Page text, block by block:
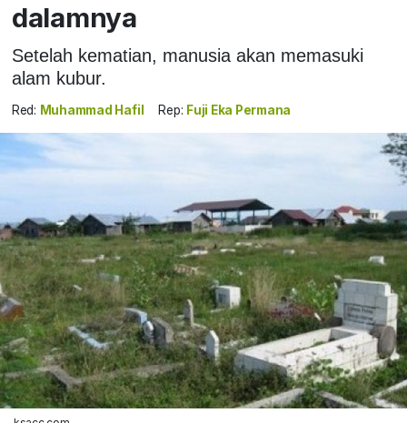
dalamnya
Setelah kematian, manusia akan memasuki
alam kubur.
Red: Muhammad Hafil Rep: Fuji Eka Permana